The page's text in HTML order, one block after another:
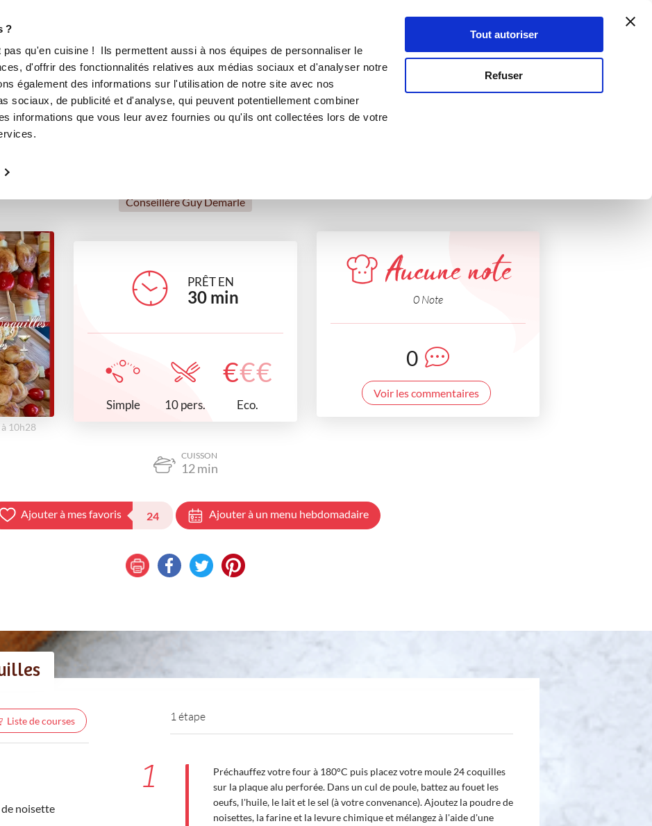
?
qu'en cuisine ! Ils permettent aussi à nos équipes de personnaliser le
d'offrir des fonctionnalités relatives aux médias sociaux et d'analyser notre
également des informations sur l'utilisation de notre site avec nos
sociaux, de publicité et d'analyse, qui peuvent potentiellement combiner
informations que vous leur avez fournies ou qu'ils ont collectées lors de votre
Tout autoriser
Refuser
Se connecter
Mignardises apéro aux fromages
apéritifs Repas de fête Pour recevoir
Conseillère Guy Demarle
10h28
PRÊT EN
30 min
Simple 10 pers.
€€€
Eco.
Aucune note
0 Note
0
Voir les commentaires
CUISSON
12min
Ajouter à mes favoris 24 Ajouter à un menu hebdomadaire
Liste de courses
noisette
1 étape
1
Préchauffez votre four à 180°C puis placez votre moule 24 coquilles
sur la plaque alu perforée. Dans un cul de poule, battez au fouet les
oeufs, l'huile, le lait et le sel (à votre convenance). Ajoutez la poudre de
noisettes, la farine et la levure chimique et mélangez à l'aide d'une